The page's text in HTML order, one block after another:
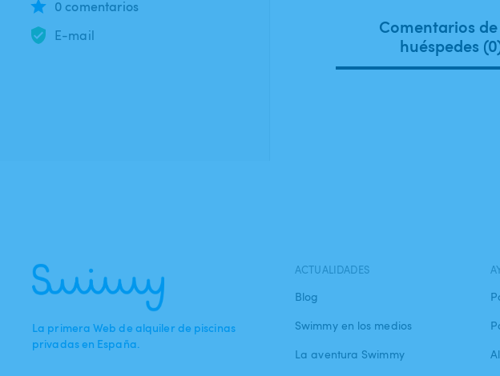
0 comentarios
E-mail
Comentarios
huéspedes
La primera Web de alquiler de piscinas
privadas en España.
ACTUALIDADES
Blog
Swimmy en los medios
La aventura Swimmy